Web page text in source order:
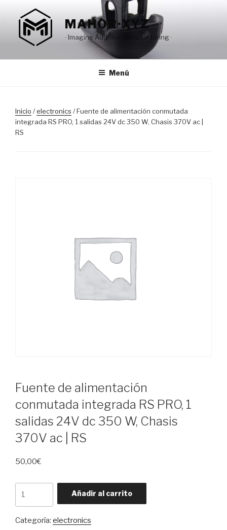
contenido
MAHOR·XYZ
· Imagine Additive Manufacturing ·
Menú
Inicio /electronics / Fuente de alimentación conmutada
integrada RS PRO, 1 salidas 24V dc 350 W, Chasis 370V ac |
RS
Fuente de alimentación
conmutada integrada RS PRO, 1
salidas 24V dc 350 W, Chasis
370V ac | RS
50,00€
conmutada
Añadir al carrito
Categoría: electronics